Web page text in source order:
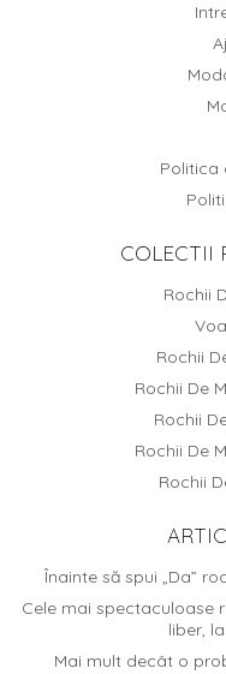
Politica
COLECTII
Rochii
Rochii
Rochii De
Rochii
Rochii De
Rochii
Înainte să spui „Da”
Cele mai spectaculoase
liber,
Mai mult decât o